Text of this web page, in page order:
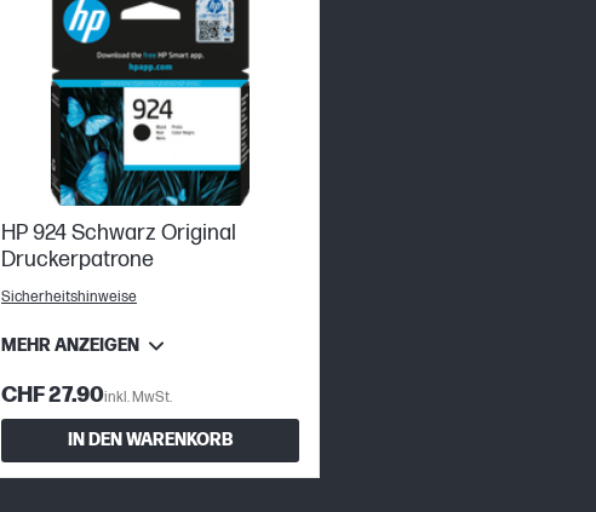
HP 924 Schwarz Original
Druckerpatrone
Sicherheitshinweise
MEHR ANZEIGEN
CHF 27.90inkl. MwSt.
IN DEN WARENKORB